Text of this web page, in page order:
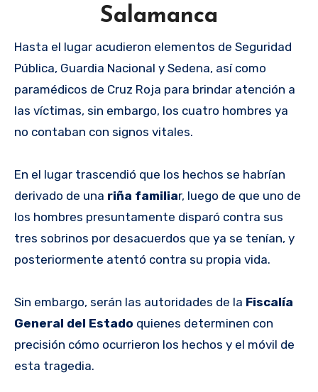
Salamanca
Hasta el lugar acudieron elementos de Seguridad
Pública, Guardia Nacional y Sedena, así como
paramédicos de Cruz Roja para brindar atención a
las víctimas, sin embargo, los cuatro hombres ya
no contaban con signos vitales.
En el lugar trascendió que los hechos se habrían
derivado de una riña familiar, luego de que uno de
los hombres presuntamente disparó contra sus
tres sobrinos por desacuerdos que ya se tenían, y
posteriormente atentó contra su propia vida.
Sin embargo, serán las autoridades de la Fiscalía
General del Estado quienes determinen con
precisión cómo ocurrieron los hechos y el móvil de
esta tragedia.